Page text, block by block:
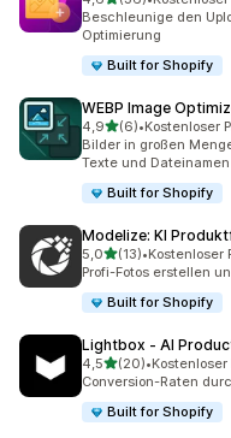
36 Rezensionen
Beschleunige den
Optimierung
Built for Shopify
WEBP Image
4,9von 5 Sternen
(6)
6 Rezensionen
•Kostenloser
Bilder in großen
Texte und
Built for Shopify
Modelize: KI
5,0von 5 Sternen
(13)
13 Rezensionen
•Kostenloser
Profi-Fotos erstellen
Built for Shopify
Lightbox ‑ AI
4,5von 5 Sternen
(20)
20 Rezensionen
•
Conversion-Raten
Built for Shopify